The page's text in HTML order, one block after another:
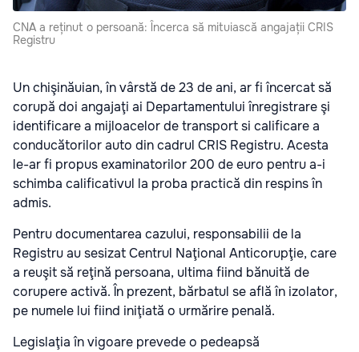
CNA a reținut o persoană: Încerca să mituiască angajații CRIS
Registru
Un chişinăuian, în vârstă de 23 de ani, ar fi încercat să
corupă doi angajaţi ai Departamentului înregistrare şi
identificare a mijloacelor de transport si calificare a
conducătorilor auto din cadrul CRIS Registru. Acesta
le-ar fi propus examinatorilor 200 de euro pentru a-i
schimba calificativul la proba practică din respins în
admis.
Pentru documentarea cazului, responsabilii de la
Registru au sesizat Centrul Naţional Anticorupţie, care
a reuşit să reţină persoana, ultima fiind bănuită de
corupere activă. În prezent, bărbatul se află în izolator,
pe numele lui fiind iniţiată o urmărire penală.
Legislaţia în vigoare prevede o pedeapsă